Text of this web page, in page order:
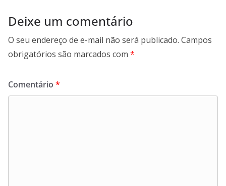
Deixe um comentário
O seu endereço de e-mail não será publicado. Campos
obrigatórios são marcados com *
Comentário *